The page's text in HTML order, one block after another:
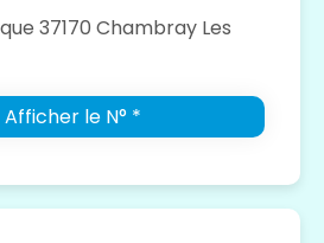
37170 Chambray Les
le N° *